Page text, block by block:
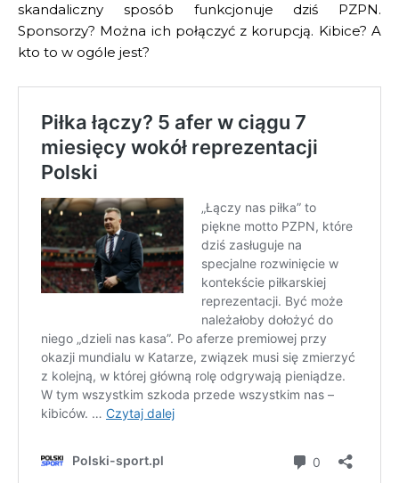
skandaliczny sposób funkcjonuje dziś PZPN.
Sponsorzy? Można ich połączyć z korupcją. Kibice? A
kto to w ogóle jest?